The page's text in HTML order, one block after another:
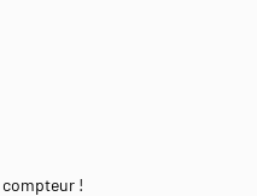
compteur !